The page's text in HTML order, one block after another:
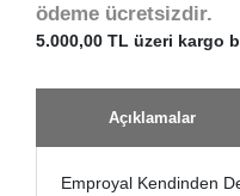
ödeme ücretsizdir.
5.000,00 TL üzeri kargo
Açıklamalar
Emproyal Kendinden